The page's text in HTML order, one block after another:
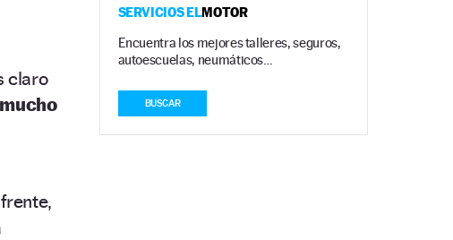
claro
SERVICIOS ELMOTOR
Encuentra los mejores talleres, seguros,
autoescuelas, neumáticos…
BUSCAR